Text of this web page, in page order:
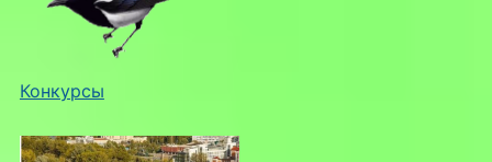
Конкурсы